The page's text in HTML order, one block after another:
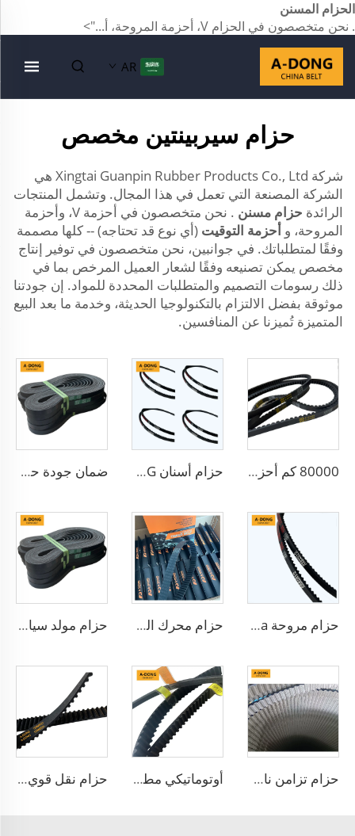
الحزام المسنن
. نحن متخصصون في الحزام V، أحزمة المروحة، أ...">
AR
حزام سيربينتين مخصص
شركة Xingtai Guanpin Rubber Products Co., Ltd هي
الشركة المصنعة التي تعمل في هذا المجال. وتشمل المنتجات
الرائدة حزام مسنن
. نحن متخصصون في أحزمة V، وأحزمة
المروحة، و أحزمة التوقيت (أي نوع قد تحتاجه) -- كلها مصممة
وفقًا لمتطلباتك. في جوانبين، نحن متخصصون في توفير إنتاج
مخصص يمكن تصنيعه وفقًا لشعار العميل المرخص بما في
ذلك رسومات التصميم والمتطلبات المحددة للمواد. إن جودتنا
موثوقة بفضل الالتزام بالتكنولوجيا الحديثة، وخدمة ما بعد البيع
المتميزة تُميزنا عن المنافسين.
80000 كم أحزمة بولي-في متعددة التجويفات عالية الجودة، أحزمة بولي-في/ أحزمة دقيقة ذات تجويفات صغيرة وأحزمة سير حزامية - مصنع في الصين/خدمة تصنيع المعدات الأصلية حزام أسنان A-DONG أحزمة نقل عالية الأداء ضمان جودة حزام PK من مادة CR وEPDM، حزام بولي مسنن V للسيارات
حزام مروحة HM-35.5 9.5X900La بعلامة تجارية مخصصة، حزام مسطح على شكل V من مصنع في الصين حزام محرك السيارة حزام توقيت مطلي حزام مولد سيارة ملون حجم 6PK
حزام تزامن ناقل حركة CR HNBR للسيارات أوتوماتيكي مطاطي حزام V حزام ناقل مروحة مسنن أجزاء نقل حزام مسنن حزام نقل قوي من مطاط HNBR، حزام توقيت